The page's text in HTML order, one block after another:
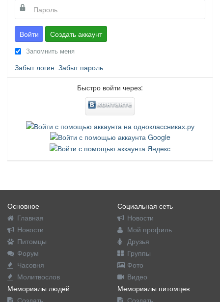
Войти Создать аккаунт
Запомнить меня
Забыт логин Забыт пароль
Быстро войти через:
Основное
Главная
Новости
Питомцы
Форум
Часовня
Молитвослов
Социальная сеть
Новости
Мой профиль
Друзья
Группы
Фото
Видео
Мемориалы людей
Создать
Мемориалы питомцев
Создать